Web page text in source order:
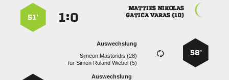
 
  
:
51’
58’
Auswechslung
  
für   
Auswechslung